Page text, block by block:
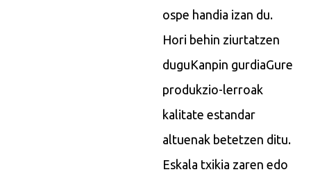
ospe handia izan du.
Hori behin ziurtatzen
duguKanpin gurdiaGure
produkzio-lerroak
kalitate estandar
altuenak betetzen ditu.
Eskala txikia zaren edo